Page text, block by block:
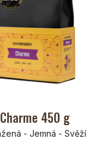
Charme 450 g
- Jemná - Svěží